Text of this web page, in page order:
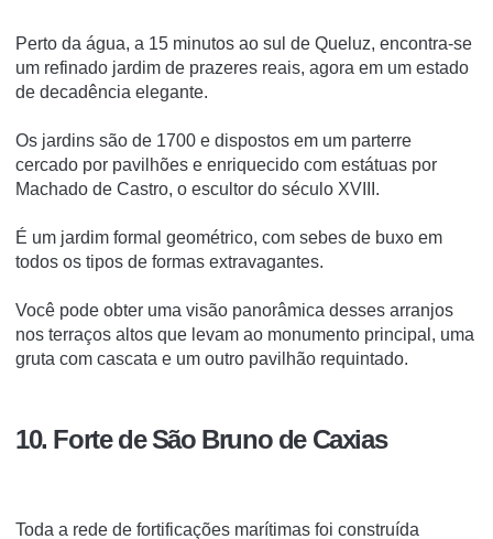
Perto da água, a 15 minutos ao sul de Queluz, encontra-se
um refinado jardim de prazeres reais, agora em um estado
de decadência elegante.
Os jardins são de 1700 e dispostos em um parterre
cercado por pavilhões e enriquecido com estátuas por
Machado de Castro, o escultor do século XVIII.
É um jardim formal geométrico, com sebes de buxo em
todos os tipos de formas extravagantes.
Você pode obter uma visão panorâmica desses arranjos
nos terraços altos que levam ao monumento principal, uma
gruta com cascata e um outro pavilhão requintado.
10. Forte de São Bruno de Caxias
Toda a rede de fortificações marítimas foi construída